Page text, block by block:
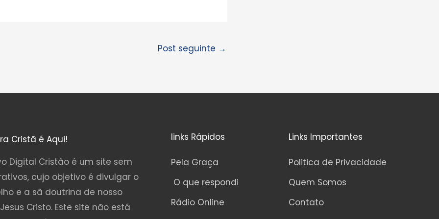
Post seguinte →
Cristã é Aqui!
Digital Cristão é um site sem
cujo objetivo é divulgar o
e a sã doutrina de nosso
Cristo. Este site não está
links Rápidos
Pela Graça
O que respondi
Rádio Online
Links Importantes
Politica de Privacidade
Quem Somos
Contato